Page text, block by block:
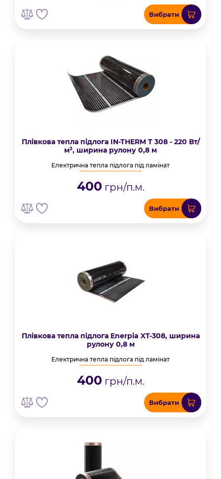
Вибрати
Плівкова тепла підлога IN-THERM T 308 - 220 Вт/
м², ширина рулону 0,8 м
Електрична тепла підлога під ламінат
400 грн/п.м.
Вибрати
Плівкова тепла підлога Enerpia XT-308, ширина
рулону 0,8 м
Електрична тепла підлога під ламінат
400 грн/п.м.
Вибрати